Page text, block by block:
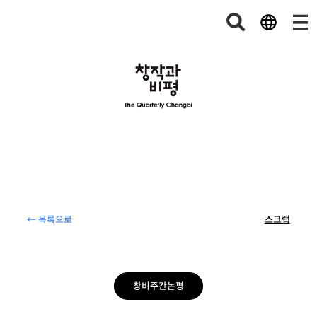
시죠. 최태욱 : 미국 대표단이 A+인 것은 맞는 것 같습니다. 양보한 것은 거의 없이 가져간
← 목록으로 스크랩
창비주간논평